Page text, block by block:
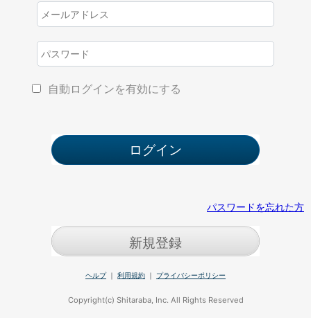
自動ログインを有効にする
パスワードを忘れた方
新規登録
ヘルプ｜ 利用規約 ｜ プライバシーポリシー
Copyright(c) Shitaraba, Inc. All Rights Reserved